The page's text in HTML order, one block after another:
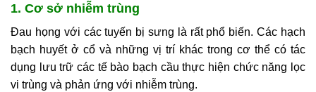
1. Cơ sở nhiễm trùng
Đau họng với các tuyến bị sưng là rất phổ biến. Các hạch
bạch huyết ở cổ và những vị trí khác trong cơ thể có tác
dụng lưu trữ các tế bào bạch cầu thực hiện chức năng lọc
vi trùng và phản ứng với nhiễm trùng.